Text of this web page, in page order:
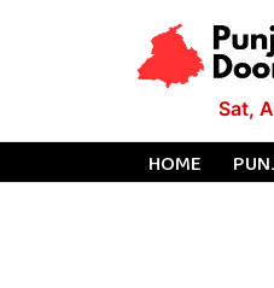
Sat,
HOME